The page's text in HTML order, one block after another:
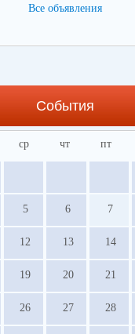
развитию
Все объявления
События
ср чт пт
5 6 7
12 13 14
19 20 21
26 27 28